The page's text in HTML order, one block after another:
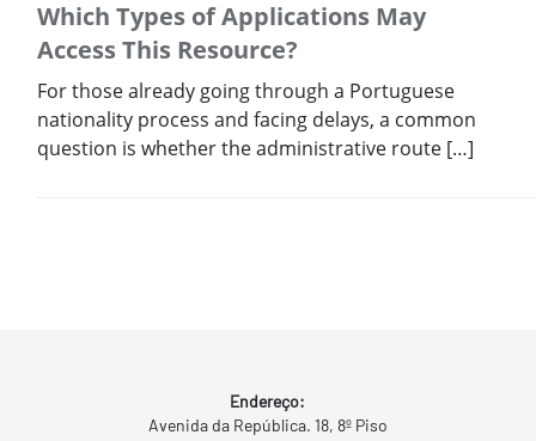
Which Types of Applications May
Access This Resource?
For those already going through a Portuguese
nationality process and facing delays, a common
question is whether the administrative route […]
Endereço:
Avenida da República. 18, 8º Piso